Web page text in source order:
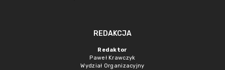
REDAKCJA
Redaktor
Paweł Krawczyk
Wydział Organizacyjny